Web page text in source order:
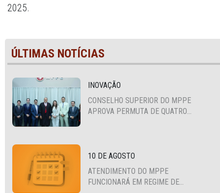
2025.
ÚLTIMAS NOTÍCIAS
INOVAÇÃO
CONSELHO SUPERIOR DO MPPE
APROVA PERMUTA DE QUATRO
10 DE AGOSTO
ATENDIMENTO DO MPPE
FUNCIONARÁ EM REGIME DE